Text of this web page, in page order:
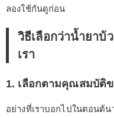
ลองใช้กันดูก่อน
วิธีเลือกว่าน้ำยาบ้
เรา
1. เลือกตามคุณสมบัติ
อย่างที่เราบอกไปในตอนต้